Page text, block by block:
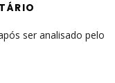
ser analisado pelo